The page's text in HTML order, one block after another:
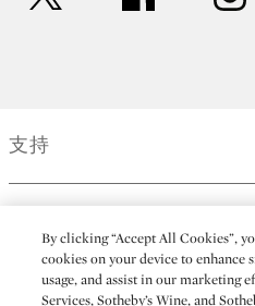
支持
更多
By clicking “Accept All Cookies”,
cookies on your device to enhance
usage, and assist in our marketing
Services, Sotheby’s Wine, and